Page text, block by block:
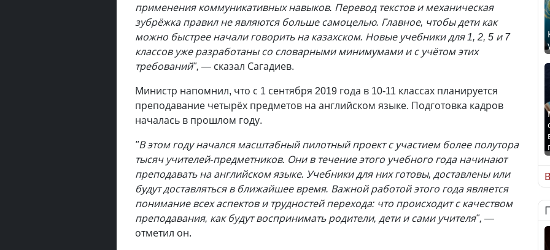
применения коммуникативных навыков. Перевод текстов и механическая
зубрёжка правил не являются больше самоцелью. Главное, чтобы дети как
можно быстрее начали говорить на казахском. Новые учебники для 1, 2, 5 и 7
классов уже разработаны со словарными минимумами и с учётом этих
требований", — сказал Сагадиев.
Министр напомнил, что с 1 сентября 2019 года в 10-11 классах планируется
преподавание четырёх предметов на английском языке. Подготовка кадров
началась в прошлом году.
"В этом году начался масштабный пилотный проект с участием более полутора
тысяч учителей-предметников. Они в течение этого учебного года начинают
преподавать на английском языке. Учебники для них готовы, доставлены или
будут доставляться в ближайшее время. Важной работой этого года является
понимание всех аспектов и трудностей перехода: что происходит с качеством
преподавания, как будут воспринимать родители, дети и сами учителя", —
отметил он.